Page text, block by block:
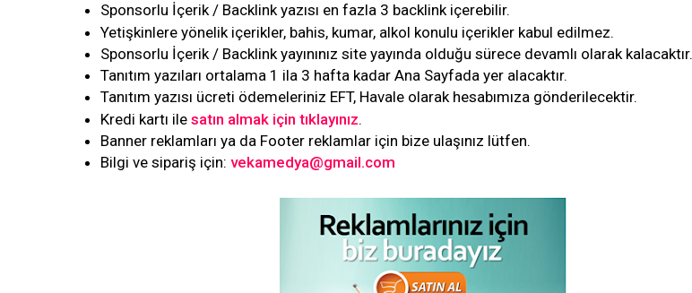
Sponsorlu İçerik / Backlink yazısı en fazla 3 backlink içerebilir.
Yetişkinlere yönelik içerikler, bahis, kumar, alkol konulu içerikler kabul edilmez.
Sponsorlu İçerik / Backlink yayınınız site yayında olduğu sürece devamlı olarak kalacaktır.
Tanıtım yazıları ortalama 1 ila 3 hafta kadar Ana Sayfada yer alacaktır.
Tanıtım yazısı ücreti ödemeleriniz EFT, Havale olarak hesabımıza gönderilecektir.
Kredi kartı ile satın almak için tıklayınız.
Banner reklamları ya da Footer reklamlar için bize ulaşınız lütfen.
Bilgi ve sipariş için: vekamedya@gmail.com